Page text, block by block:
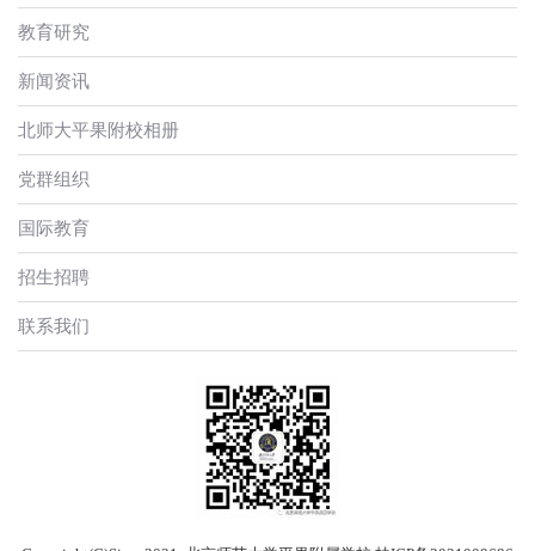
教育研究
新闻资讯
北师大平果附校相册
党群组织
国际教育
招生招聘
联系我们